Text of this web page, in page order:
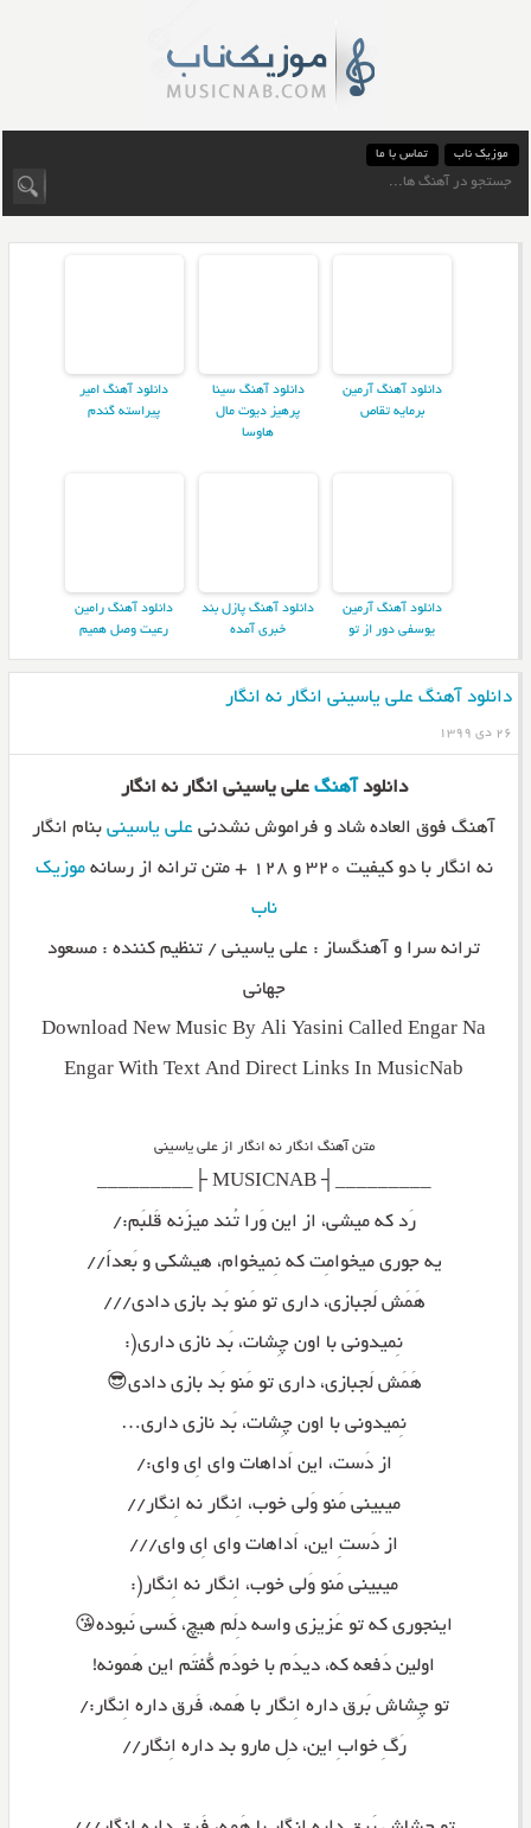
موزیک ناب تماس با ما
دانلود آهنگ آرمین
برمایه تقاص
دانلود آهنگ سینا
پرهیز دیوت مال
هاوسا
دانلود آهنگ امیر
پیراسته گندم
دانلود آهنگ آرمین
یوسفی دور از تو
دانلود آهنگ پازل بند
خبری آمده
دانلود آهنگ رامین
رعیت وصل همیم
دانلود آهنگ علی یاسینی انگار نه انگار
۲۶ دی ۱۳۹۹
دانلود آهنگ علی یاسینی انگار نه انگار
آهنگ فوق العاده شاد و فراموش نشدنی علی یاسینیبنام انگار
نه انگار با دو کیفیت ۳۲۰ و ۱۲۸ + متن ترانه از رسانه
موزیک
ناب
ترانه سرا و آهنگساز : علی یاسینی / تنظیم کننده : مسعود
جهانی
Download New Music By Ali Yasini Called Engar Na
Engar With Text And Direct Links In MusicNab
متن آهنگ انگار نه انگار از علی یاسینی
_________┤ MUSICNAB ├_________
رَد که میشی، از این وَرا تُند میزَنه قَلبَم:/
یه جوری میخوامِت که نِمیخوام، هیشکی و بَعداََ//
هَمَش لَجبازی، داری تو مَنو بَد بازی دادی///
نِمیدونی با اون چِشات، بَد نازی داری(:
هَمَش لَجبازی، داری تو مَنو بَد بازی دادی😎
نِمیدونی با اون چِشات، بَد نازی داری…
از دَست، این اَداهات وای اِی وای:/
میبینی مَنو وَلی خوب، اِنگار نه اِنگار//
از دَستِ این، اَداهات وای اِی وای///
میبینی مَنو وَلی خوب، اِنگار نه اِنگار(:
اینجوری که تو عَزیزی واسه دِلَم هیچ، کَسی نَبوده😘
اولین دَفعه که، دیدَم با خودَم گُفتَم این هَمونه!
تو چِشاش بَرق داره اِنگار با هَمه، فَرق داره اِنگار:/
رَگِ خوابِ این، دِل مارو بد داره اِنگار//